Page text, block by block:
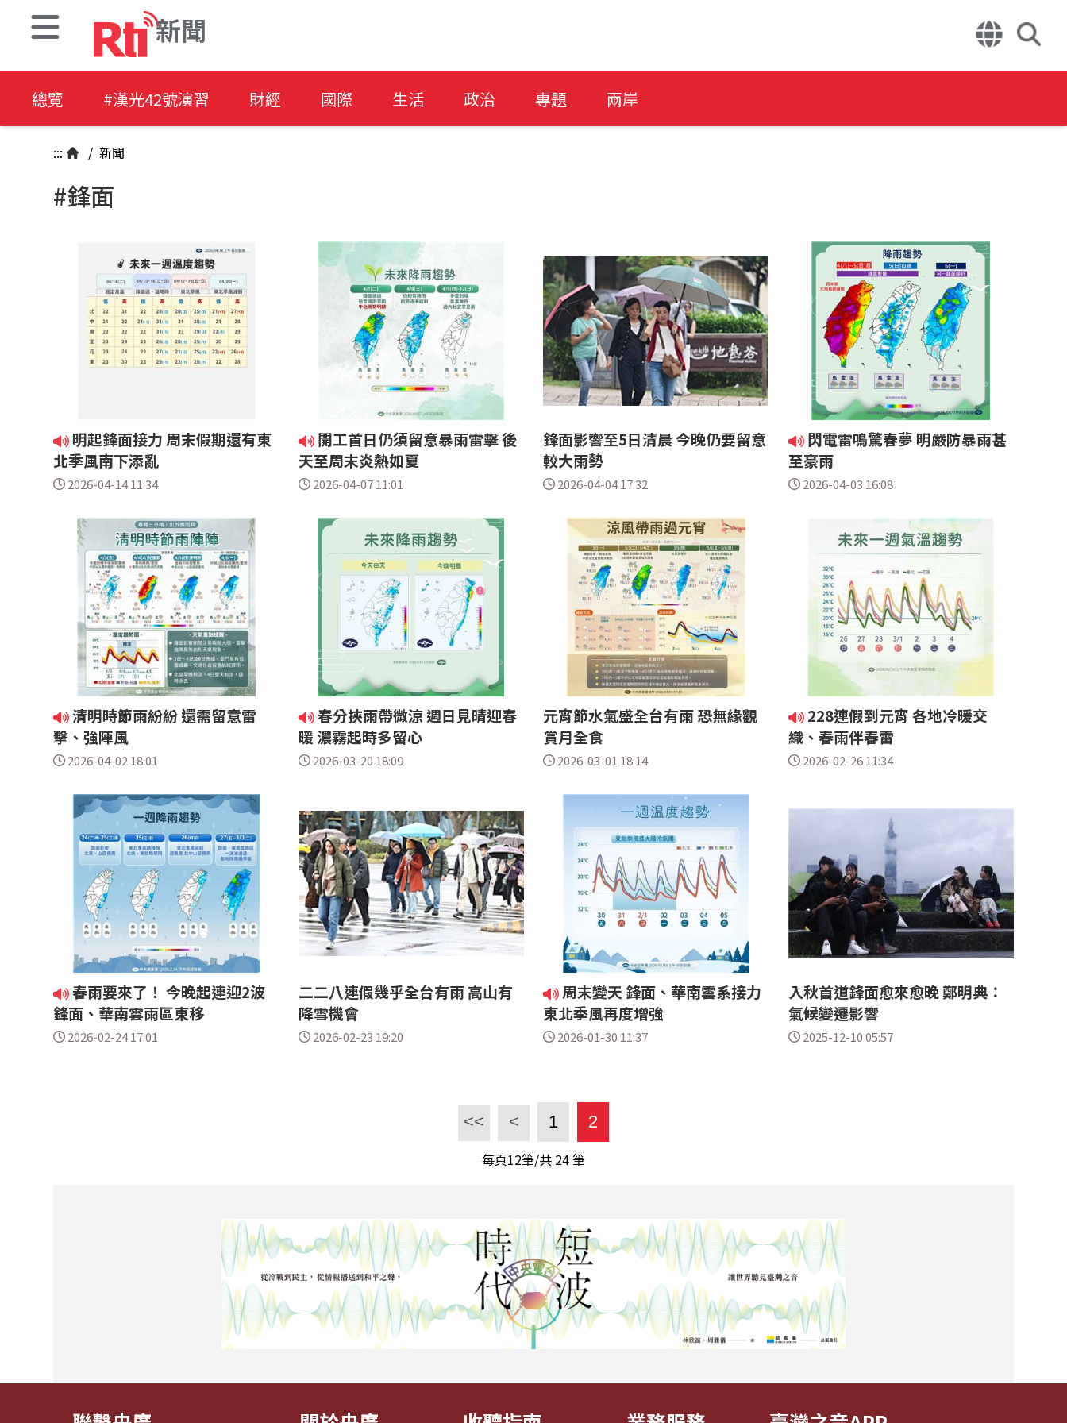
新聞
總覽 #漢光42號演習 財經 國際 生活 政治 專題 兩岸
::: / 新聞
#鋒面
明起鋒面接力 周末假期還有東
北季風南下添亂
2026-04-14 11:34
開工首日仍須留意暴雨雷擊 後
天至周末炎熱如夏
2026-04-07 11:01
鋒面影響至5日清晨 今晚仍要留意
較大雨勢
2026-04-04 17:32
閃電雷鳴驚春夢 明嚴防暴雨甚
至豪雨
2026-04-03 16:08
清明時節雨紛紛 還需留意雷
擊、強陣風
2026-04-02 18:01
春分挾雨帶微涼 週日見晴迎春
暖 濃霧起時多留心
2026-03-20 18:09
元宵節水氣盛全台有雨 恐無緣觀
賞月全食
2026-03-01 18:14
228連假到元宵 各地冷暖交
織、春雨伴春雷
2026-02-26 11:34
春雨要來了！ 今晚起連迎2波
鋒面、華南雲雨區東移
2026-02-24 17:01
二二八連假幾乎全台有雨 高山有
降雪機會
2026-02-23 19:20
周末變天 鋒面、華南雲系接力
東北季風再度增強
2026-01-30 11:37
入秋首道鋒面愈來愈晚 鄭明典：
氣候變遷影響
2025-12-10 05:57
<< < 1 2
每頁12筆/共 24筆